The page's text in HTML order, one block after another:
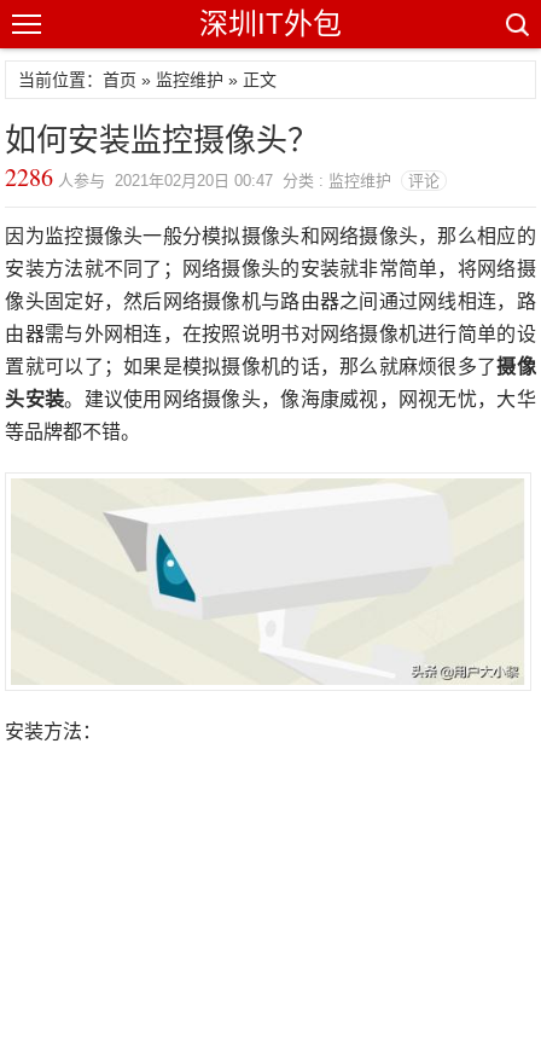
深圳IT外包
当前位置：首页 » 监控维护 » 正文
如何安装监控摄像头？
2286 人参与 2021年02月20日 00:47 分类 : 监控维护 评论
因为监控摄像头一般分模拟摄像头和网络摄像头，那么相应的
安装方法就不同了；网络摄像头的安装就非常简单，将网络摄
像头固定好，然后网络摄像机与路由器之间通过网线相连，路
由器需与外网相连，在按照说明书对网络摄像机进行简单的设
置就可以了；如果是模拟摄像机的话，那么就麻烦很多了摄像
头安装。建议使用网络摄像头，像海康威视，网视无忧，大华
等品牌都不错。
安装方法：